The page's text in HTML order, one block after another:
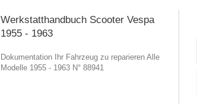
Werkstatthandbuch Scooter Vespa
1955 - 1963
Dokumentation Ihr Fahrzeug zu reparieren Alle
Modelle 1955 - 1963 N° 88941